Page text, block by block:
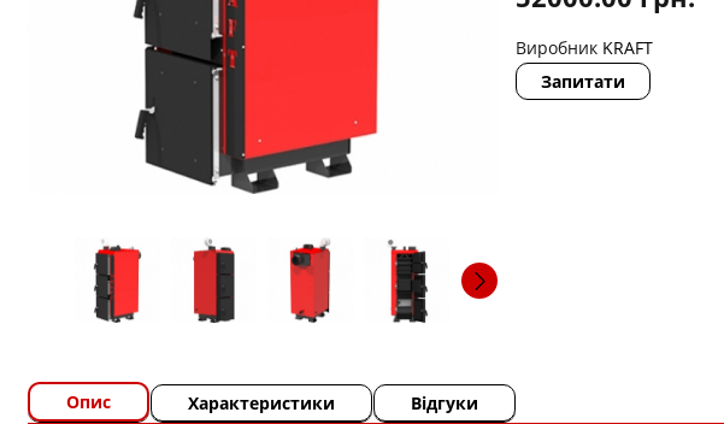
Виробник KRAFT
Запитати
Опис Характеристики Відгуки